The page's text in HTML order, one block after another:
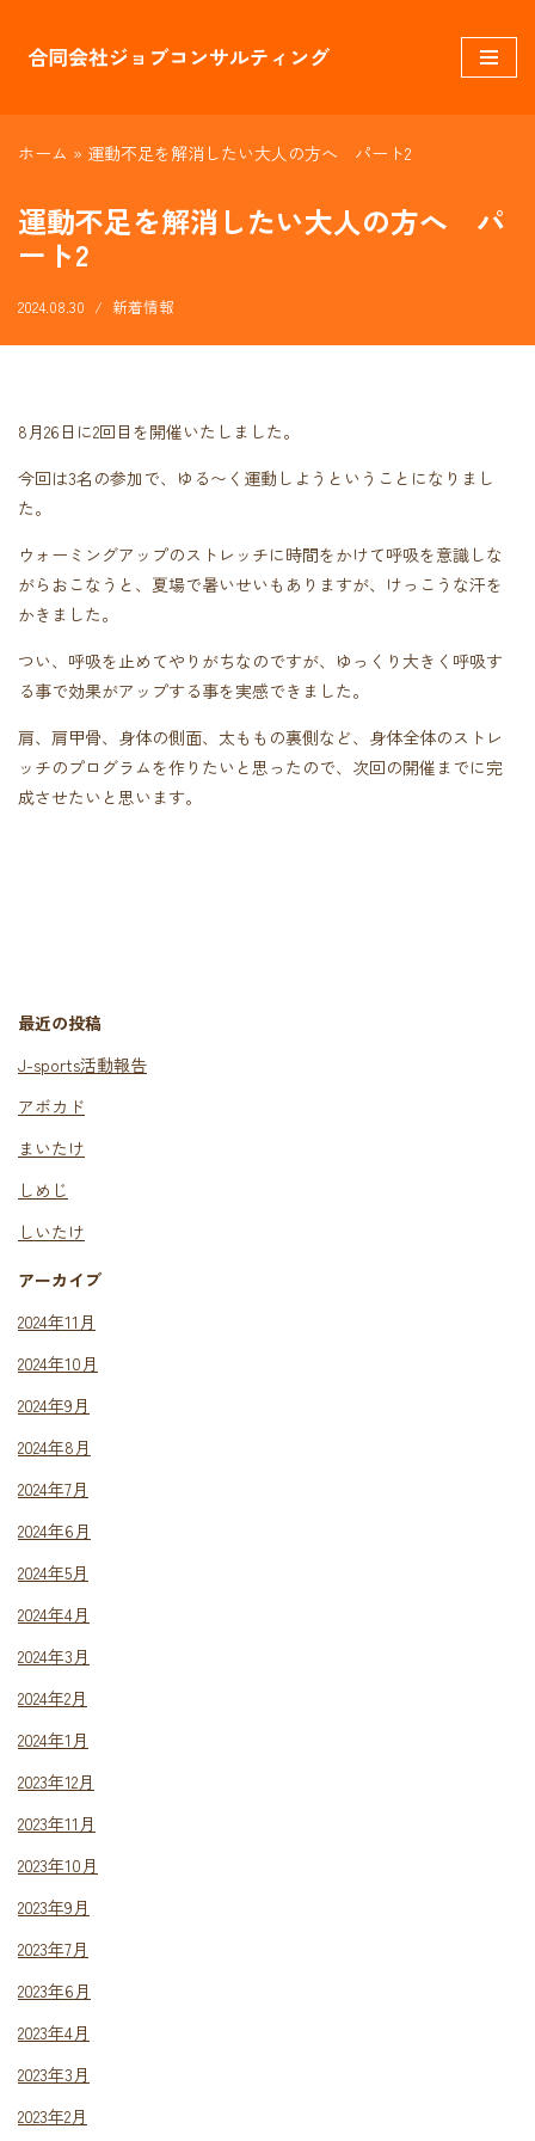
コ
ン
へ
ッ
ホーム » 運動不足を解消したい大人の方へ パート2
運動不足を解消したい大人の方へ パ
ート2
2024.08.30 新着情報
8月26日に2回目を開催いたしました。
今回は3名の参加で、ゆる〜く運動しようということになりまし
た。
ウォーミングアップのストレッチに時間をかけて呼吸を意識しな
がらおこなうと、夏場で暑いせいもありますが、けっこうな汗を
かきました。
つい、呼吸を止めてやりがちなのですが、ゆっくり大きく呼吸す
る事で効果がアップする事を実感できました。
肩、肩甲骨、身体の側面、太ももの裏側など、身体全体のストレ
ッチのプログラムを作りたいと思ったので、次回の開催までに完
成させたいと思います。
最近の投稿
J-sports活動報告
アボカド
まいたけ
しめじ
しいたけ
アーカイブ
2024年11月
2024年10月
2024年9月
2024年8月
2024年7月
2024年6月
2024年5月
2024年4月
2024年3月
2024年2月
2024年1月
2023年12月
2023年11月
2023年10月
2023年9月
2023年7月
2023年6月
2023年4月
2023年3月
2023年2月